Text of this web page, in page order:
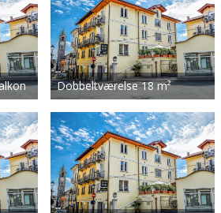
Dobbeltværelse 18 m²